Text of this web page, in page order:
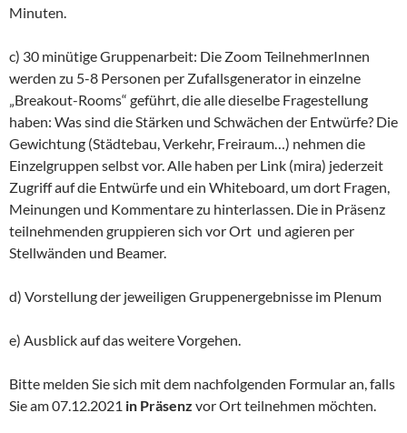
Minuten.
c) 30 minütige Gruppenarbeit: Die Zoom TeilnehmerInnen
werden zu 5-8 Personen per Zufallsgenerator in einzelne
„Breakout-Rooms“ geführt, die alle dieselbe Fragestellung
haben: Was sind die Stärken und Schwächen der Entwürfe? Die
Gewichtung (Städtebau, Verkehr, Freiraum…) nehmen die
Einzelgruppen selbst vor. Alle haben per Link (mira) jederzeit
Zugriff auf die Entwürfe und ein Whiteboard, um dort Fragen,
Meinungen und Kommentare zu hinterlassen. Die in Präsenz
teilnehmenden gruppieren sich vor Ort und agieren per
Stellwänden und Beamer.
d) Vorstellung der jeweiligen Gruppenergebnisse im Plenum
e) Ausblick auf das weitere Vorgehen.
Bitte melden Sie sich mit dem nachfolgenden Formular an, falls
Sie am 07.12.2021 in Präsenz vor Ort teilnehmen möchten.